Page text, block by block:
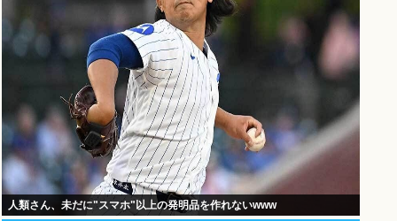
人類さん、未だに"スマホ"以上の発明品を作れないwww